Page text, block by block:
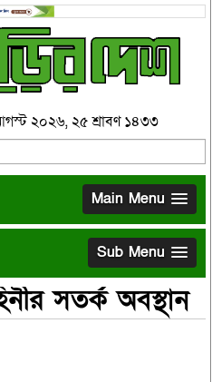
২০২৬, ২৫ শ্রাবণ ১৪৩৩
Main Menu
Sub Menu
সতর্ক অবস্থান